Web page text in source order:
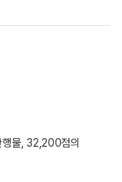
물, 32,200점의